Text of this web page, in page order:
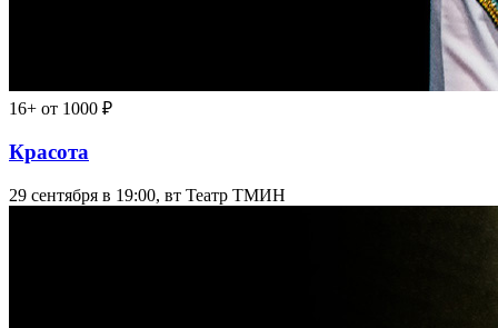
16+ от 1000 ₽
Красота
29 сентября в 19:00, вт Театр ТМИН